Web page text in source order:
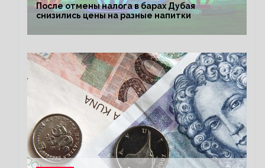
После отмены налога в барах Дубая
снизились цены на разные напитки